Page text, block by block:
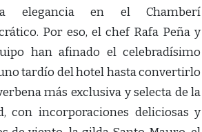
elegancia en el Chamberí
Por eso, el chef Rafa Peña y
han afinado el celebradísimo
tardío del hotel hasta convertirlo
más exclusiva y selecta de la
con incorporaciones deliciosas y